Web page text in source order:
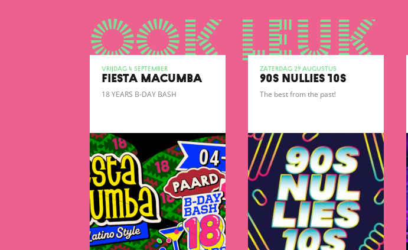
ook leuk
vrijdag 4 september
FIESTA MACUMBA
18 YEARS B-DAY BASH
zaterdag 29 augustus
90S NULLIES 10S
The best from the past!